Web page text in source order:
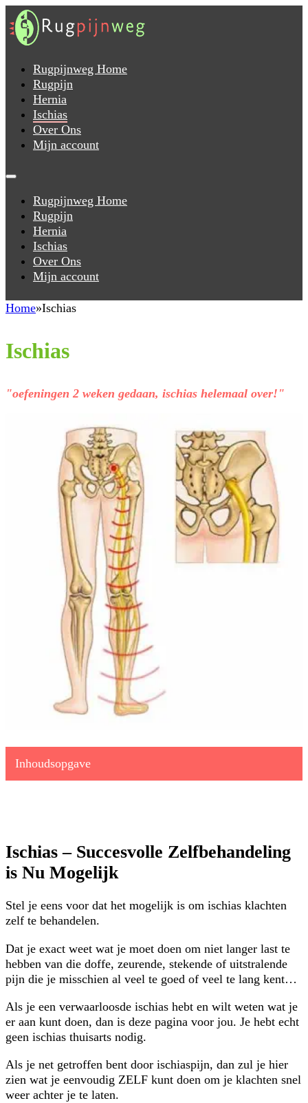
Rugpijnweg Home
Rugpijn
Hernia
Ischias
Over Ons
Mijn account
Rugpijnweg Home
Rugpijn
Hernia
Ischias
Over Ons
Mijn account
Home Ischias
Ischias
"oefeningen 2 weken gedaan, ischias helemaal over!"
Inhoudsopgave
Ischias – Succesvolle Zelfbehandeling
is Nu Mogelijk
Stel je eens voor dat het mogelijk is om ischias klachten
zelf te behandelen.
Dat je exact weet wat je moet doen om niet langer last te
hebben van die doffe, zeurende, stekende of uitstralende
pijn die je misschien al veel te goed of veel te lang kent…
Als je een verwaarloosde ischias hebt en wilt weten wat je
er aan kunt doen, dan is deze pagina voor jou. Je hebt echt
geen ischias thuisarts nodig.
Als je net getroffen bent door ischiaspijn, dan zul je hier
zien wat je eenvoudig ZELF kunt doen om je klachten snel
weer achter je te laten.